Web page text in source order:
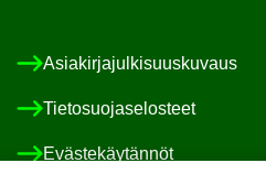
Asia­kir­ja­jul­ki­suus­ku­vaus
Tie­to­suo­ja­se­los­teet
Eväs­te­käy­tän­nöt